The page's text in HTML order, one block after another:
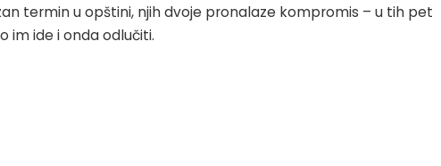
termin u opštini, njih dvoje pronalaze kompromis – u tih pet
im ide i onda odlučiti.